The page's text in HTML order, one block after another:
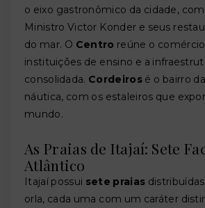
o eixo gastronômico da cidade,
Ministro Victor Konder e seus
do mar. O Centro reúne o
instituições de ensino e a
consolidada. Cordeirosé o bairro
náutica, com os estaleiros que
mundo.
As Praias de Itajaí: Sete
Atlântico
Itajaí possui sete praias
orla, cada uma com um caráter